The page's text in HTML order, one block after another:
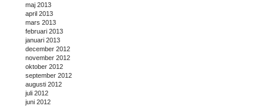
maj 2013
april 2013
mars 2013
februari 2013
januari 2013
december 2012
november 2012
oktober 2012
september 2012
augusti 2012
juli 2012
juni 2012